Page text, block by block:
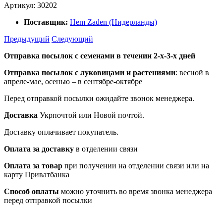
Артикул: 30202
Поставщик: Hem Zaden (Нидерланды)
Предыдущий Следующий
Отправка посылок с семенами в течении 2-х-3-х дней
Отправка посылок с луковицами и растениями: весной в
апреле-мае, осенью – в сентябре-октябре
Перед отправкой посылки ожидайте звонок менеджера.
Доставка Укрпочтой или Новой почтой.
Доставку оплачивает покупатель.
Оплата за доставку в отделении связи
Оплата за товар при получении на отделении связи или на
карту Приватбанка
Способ оплаты можно уточнить во время звонка менеджера
перед отправкой посылки